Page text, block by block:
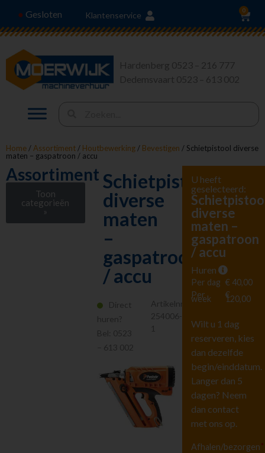
● Gesloten Klantenservice 0
Home / Assortiment / Houtbewerking / Bevestigen / Schietpistool diverse
maten – gaspatroon / accu
Assortiment
Toon
categorieën
»
Schietpistool
diverse
maten
–
gaspatroon
/ accu
U heeft
geselecteerd:
diverse
maten –
gaspatroon
/ accu
Huren
Per dag € 40,00
Per
week €
120,00
Wilt u 1 dag
reserveren, kies
dan dezelfde
begin/einddatum.
Langer dan 5
dagen? Neem
dan contact
met ons op.
Afhalen/bezorgen *